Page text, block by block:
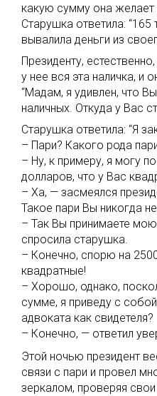
какую сумму она желает
Старушка ответила: “165
вывалила деньги из
Президенту,
у нее вся эта наличка, и
“Мадам, я удивлен, что
наличных. Откуда у Вас
Старушка ответила: “Я
– Пари? Какого рода
– Ну, к примеру, я могу
долларов, что у Вас
– Ха, — засмеялся
Такое пари Вы никогда
– Так Вы принимаете
спросила старушка.
– Конечно, спорю на
квадратные!
– Хорошо, однако,
сумме, я приведу с
адвоката как свидетеля?
– Конечно, — ответил
Этой ночью президент
связи с пари и провел
зеркалом, проверяя